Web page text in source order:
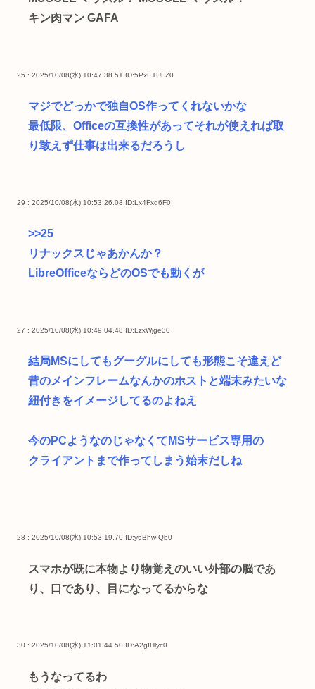
キン肉マン GAFA
25 : 2025/10/08(水) 10:47:38.51 ID:5PxETULZ0
マジでどっかで独自OS作ってくれないかな
最低限、Officeの互換性があってそれが使えれば取
り敢えず仕事は出来るだろうし
29 : 2025/10/08(水) 10:53:26.08 ID:Lx4Fxd6F0
>>25
リナックスじゃあかんか？
LibreOfficeならどのOSでも動くが
27 : 2025/10/08(水) 10:49:04.48 ID:LzxWjge30
結局MSにしてもグーグルにしても形態こそ違えど
昔のメインフレームなんかのホストと端末みたいな
紐付きをイメージしてるのよねえ
今のPCようなのじゃなくてMSサービス専用の
クライアントまで作ってしまう始末だしね
28 : 2025/10/08(水) 10:53:19.70 ID:y6BhwIQb0
スマホが既に本物より物覚えのいい外部の脳であ
り、口であり、目になってるからな
30 : 2025/10/08(水) 11:01:44.50 ID:A2gIHlyc0
もうなってるわ